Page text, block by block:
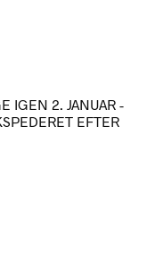
IGEN 2. JANUAR -
EFTER